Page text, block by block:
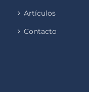
Artículos
Contacto